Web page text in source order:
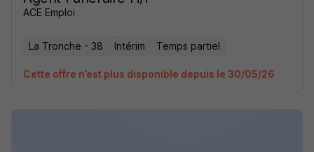
ACE Emploi
La Tronche - 38 Intérim Temps partiel
Cette offre n’est plus disponible depuis le 30/05/26